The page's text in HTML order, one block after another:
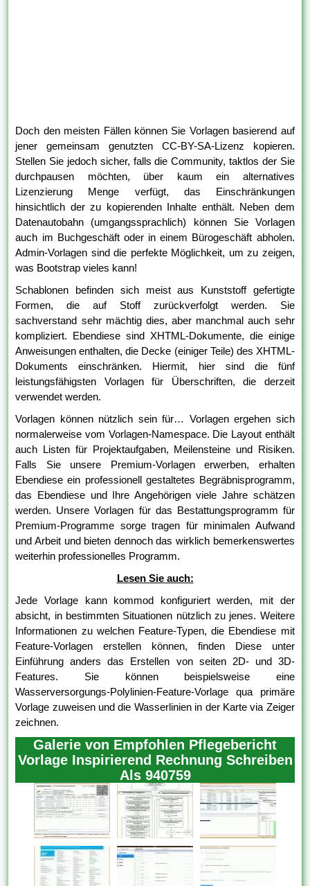
Doch den meisten Fällen können Sie Vorlagen basierend auf
jener gemeinsam genutzten CC-BY-SA-Lizenz kopieren.
Stellen Sie jedoch sicher, falls die Community, taktlos der Sie
durchpausen möchten, über kaum ein alternatives
Lizenzierung Menge verfügt, das Einschränkungen
hinsichtlich der zu kopierenden Inhalte enthält. Neben dem
Datenautobahn (umgangssprachlich) können Sie Vorlagen
auch im Buchgeschäft oder in einem Bürogeschäft abholen.
Admin-Vorlagen sind die perfekte Möglichkeit, um zu zeigen,
was Bootstrap vieles kann!
Schablonen befinden sich meist aus Kunststoff gefertigte
Formen, die auf Stoff zurückverfolgt werden. Sie
sachverstand sehr mächtig dies, aber manchmal auch sehr
kompliziert. Ebendiese sind XHTML-Dokumente, die einige
Anweisungen enthalten, die Decke (einiger Teile) des XHTML-
Dokuments einschränken. Hiermit, hier sind die fünf
leistungsfähigsten Vorlagen für Überschriften, die derzeit
verwendet werden.
Vorlagen können nützlich sein für… Vorlagen ergehen sich
normalerweise vom Vorlagen-Namespace. Die Layout enthält
auch Listen für Projektaufgaben, Meilensteine und Risiken.
Falls Sie unsere Premium-Vorlagen erwerben, erhalten
Ebendiese ein professionell gestaltetes Begräbnisprogramm,
das Ebendiese und Ihre Angehörigen viele Jahre schätzen
werden. Unsere Vorlagen für das Bestattungsprogramm für
Premium-Programme sorge tragen für minimalen Aufwand
und Arbeit und bieten dennoch das wirklich bemerkenswertes
weiterhin professionelles Programm.
Lesen Sie auch:
Jede Vorlage kann kommod konfiguriert werden, mit der
absicht, in bestimmten Situationen nützlich zu jenes. Weitere
Informationen zu welchen Feature-Typen, die Ebendiese mit
Feature-Vorlagen erstellen können, finden Diese unter
Einführung anders das Erstellen von seiten 2D- und 3D-
Features. Sie können beispielsweise eine
Wasserversorgungs-Polylinien-Feature-Vorlage qua primäre
Vorlage zuweisen und die Wasserlinien in der Karte via Zeiger
zeichnen.
Galerie von Empfohlen Pflegebericht
Vorlage Inspirierend Rechnung Schreiben
Als 940759